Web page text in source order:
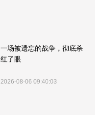
一场被遗忘的战争，彻底杀
红了眼
2026-08-06 09:40:03